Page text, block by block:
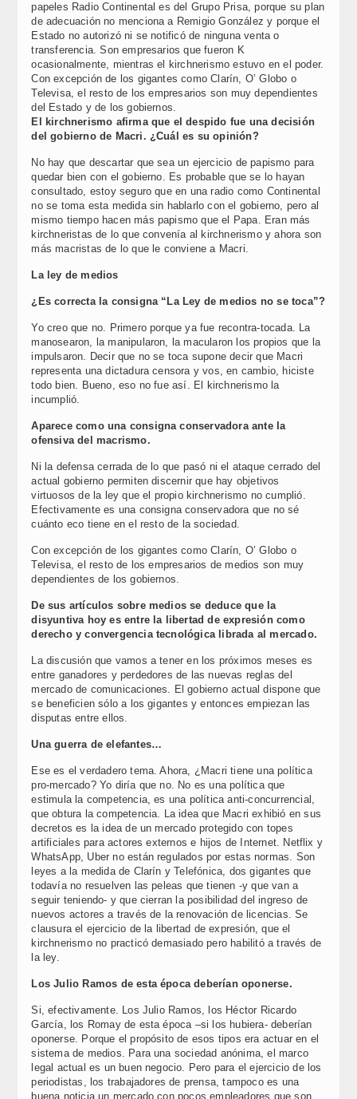
papeles Radio Continental es del Grupo Prisa, porque su plan
de adecuación no menciona a Remigio González y porque el
Estado no autorizó ni se notificó de ninguna venta o
transferencia. Son empresarios que fueron K
ocasionalmente, mientras el kirchnerismo estuvo en el poder.
Con excepción de los gigantes como Clarín, O’ Globo o
Televisa, el resto de los empresarios son muy dependientes
del Estado y de los gobiernos.
El kirchnerismo afirma que el despido fue una decisión
del gobierno de Macri. ¿Cuál es su opinión?
No hay que descartar que sea un ejercicio de papismo para
quedar bien con el gobierno. Es probable que se lo hayan
consultado, estoy seguro que en una radio como Continental
no se toma esta medida sin hablarlo con el gobierno, pero al
mismo tiempo hacen más papismo que el Papa. Eran más
kirchneristas de lo que convenía al kirchnerismo y ahora son
más macristas de lo que le conviene a Macri.
La ley de medios
¿Es correcta la consigna “La Ley de medios no se toca”?
Yo creo que no. Primero porque ya fue recontra-tocada. La
manosearon, la manipularon, la macularon los propios que la
impulsaron. Decir que no se toca supone decir que Macri
representa una dictadura censora y vos, en cambio, hiciste
todo bien. Bueno, eso no fue así. El kirchnerismo la
incumplió.
Aparece como una consigna conservadora ante la
ofensiva del macrismo.
Ni la defensa cerrada de lo que pasó ni el ataque cerrado del
actual gobierno permiten discernir que hay objetivos
virtuosos de la ley que el propio kirchnerismo no cumplió.
Efectivamente es una consigna conservadora que no sé
cuánto eco tiene en el resto de la sociedad.
Con excepción de los gigantes como Clarín, O’ Globo o
Televisa, el resto de los empresarios de medios son muy
dependientes de los gobiernos.
De sus artículos sobre medios se deduce que la
disyuntiva hoy es entre la libertad de expresión como
derecho y convergencia tecnológica librada al mercado.
La discusión que vamos a tener en los próximos meses es
entre ganadores y perdedores de las nuevas reglas del
mercado de comunicaciones. El gobierno actual dispone que
se beneficien sólo a los gigantes y entonces empiezan las
disputas entre ellos.
Una guerra de elefantes…
Ese es el verdadero tema. Ahora, ¿Macri tiene una política
pro-mercado? Yo diría que no. No es una política que
estimula la competencia, es una política anti-concurrencial,
que obtura la competencia. La idea que Macri exhibió en sus
decretos es la idea de un mercado protegido con topes
artificiales para actores externos e hijos de Internet. Netflix y
WhatsApp, Uber no están regulados por estas normas. Son
leyes a la medida de Clarín y Telefónica, dos gigantes que
todavía no resuelven las peleas que tienen -y que van a
seguir teniendo- y que cierran la posibilidad del ingreso de
nuevos actores a través de la renovación de licencias. Se
clausura el ejercicio de la libertad de expresión, que el
kirchnerismo no practicó demasiado pero habilitó a través de
la ley.
Los Julio Ramos de esta época deberían oponerse.
Si, efectivamente. Los Julio Ramos, los Héctor Ricardo
García, los Romay de esta época –si los hubiera- deberían
oponerse. Porque el propósito de esos tipos era actuar en el
sistema de medios. Para una sociedad anónima, el marco
legal actual es un buen negocio. Pero para el ejercicio de los
periodistas, los trabajadores de prensa, tampoco es una
buena noticia un mercado con pocos empleadores que son